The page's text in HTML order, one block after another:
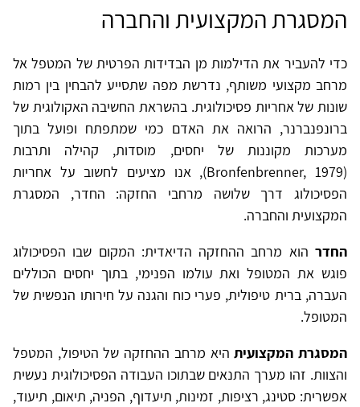
המסגרת המקצועית והחברה
כדי להעביר את הדילמות מן הבדידות הפרטית של המטפל אל
מרחב מקצועי משותף, נדרשת מפה שתסייע להבחין בין רמות
שונות של אחריות פסיכולוגית. בהשראת החשיבה האקולוגית של
ברונפנברנר, הרואה את האדם כמי שמתפתח ופועל בתוך
מערכות מקוננות של יחסים, מוסדות, קהילה ותרבות
(Bronfenbrenner, 1979), אנו מציעים לחשוב על אחריות
הפסיכולוג דרך שלושה מרחבי החזקה: החדר, המסגרת
המקצועית והחברה.
החדר הוא מרחב ההחזקה הדיאדית: המקום שבו הפסיכולוג
פוגש את המטופל ואת עולמו הפנימי, בתוך יחסים הכוללים
העברה, ברית טיפולית, פערי כוח והגנה על חירותו הנפשית של
המטופל.
המסגרת המקצועיתהיא מרחב ההחזקה של הטיפול, המטפל
והצוות. זהו מערך התנאים שבתוכו העבודה הפסיכולוגית נעשית
אפשרית: סטינג, רציפות, זמינות, תיעדוף, הפניה, תיאום, תיעוד,